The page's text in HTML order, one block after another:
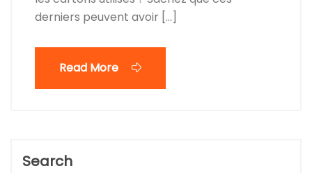
derniers peuvent avoir […]
Read More
Search